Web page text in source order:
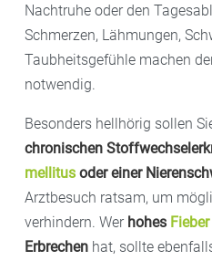
Nachtruhe oder den
Schmerzen, Lähmungen,
Taubheitsgefühle machen
notwendig.
Besonders hellhörig sollen
chronischen
mellitus oder einer
Arztbesuch ratsam, um
verhindern. Wer hohes Fieber
Erbrechen hat, sollte